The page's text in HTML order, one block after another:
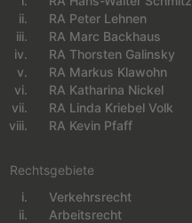
Navigation überspringen
RA Peter Lehnen
RA Marc Backhaus
RA Thorsten Galinsky
RA Markus Klawohn
RA Katharina Nickel
RA Linda Kriebel Volk
RA Kevin Pfaff
Rechtsgebiete
Navigation überspringen
Verkehrsrecht
Arbeitsrecht